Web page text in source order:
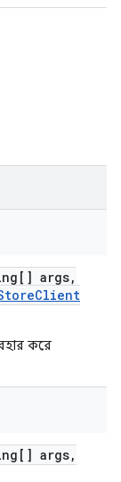
args,
Client
করে
args,